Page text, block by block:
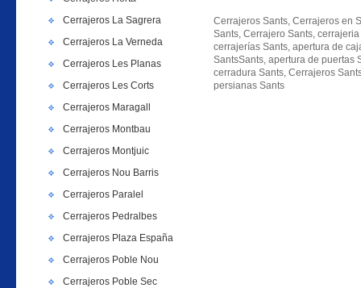
Cerrajeros La Sagrera
Cerrajeros La Verneda
Cerrajeros Les Planas
Cerrajeros Les Corts
Cerrajeros Maragall
Cerrajeros Montbau
Cerrajeros Montjuic
Cerrajeros Nou Barris
Cerrajeros Paralel
Cerrajeros Pedralbes
Cerrajeros Plaza España
Cerrajeros Poble Nou
Cerrajeros Poble Sec
Cerrajeros Sants, Cerrajeros en
Sants, Cerrajero Sants,
cerrajerías Sants, apertura de
SantsSants, apertura de puertas
cerradura Sants, Cerrajeros
persianas Sants